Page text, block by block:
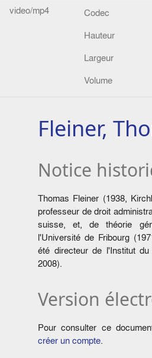
video/mp4
Codec
Hauteur
Largeur
Volume
Fleiner,
Notice
Thomas Fleiner (1938,
professeur de droit
suisse, et, de théorie
l'Université de Fribourg
été directeur de l'Institut du
2008).
Version
Pour consulter ce
créer un compte.